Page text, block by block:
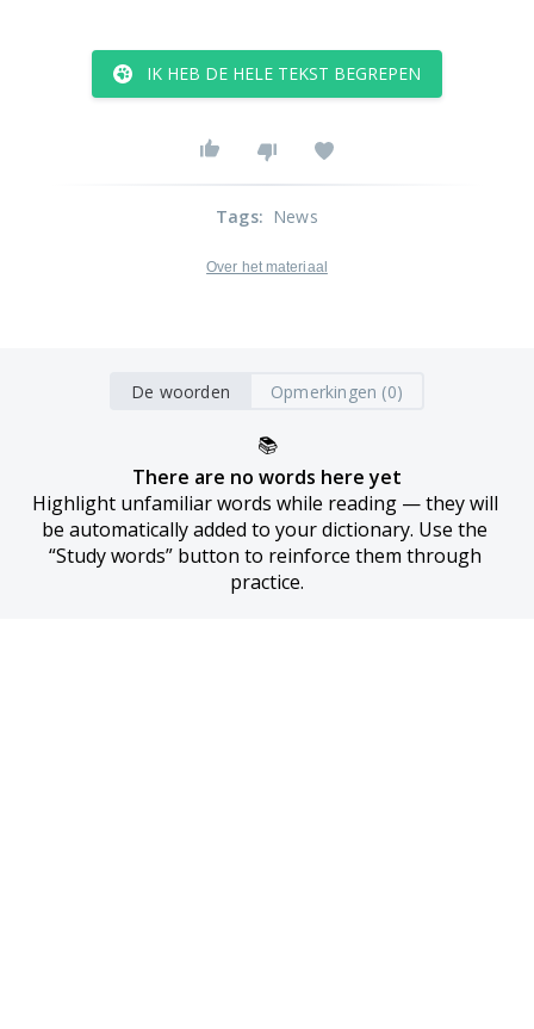
IK HEB DE HELE TEKST BEGREPEN
Tags: News
Over het materiaal
De woorden Opmerkingen (0)
📚
There are no words here yet
Highlight unfamiliar words while reading — they will
be automatically added to your dictionary. Use the
“Study words” button to reinforce them through
practice.